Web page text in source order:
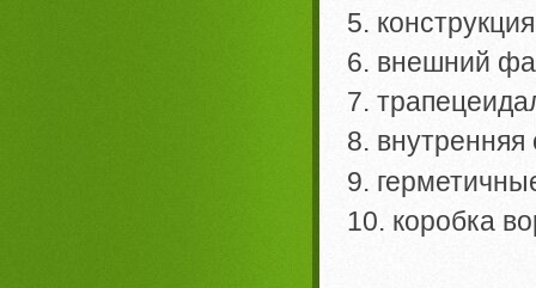
5.
6. внешний
7.
8.
9.
10. коробка